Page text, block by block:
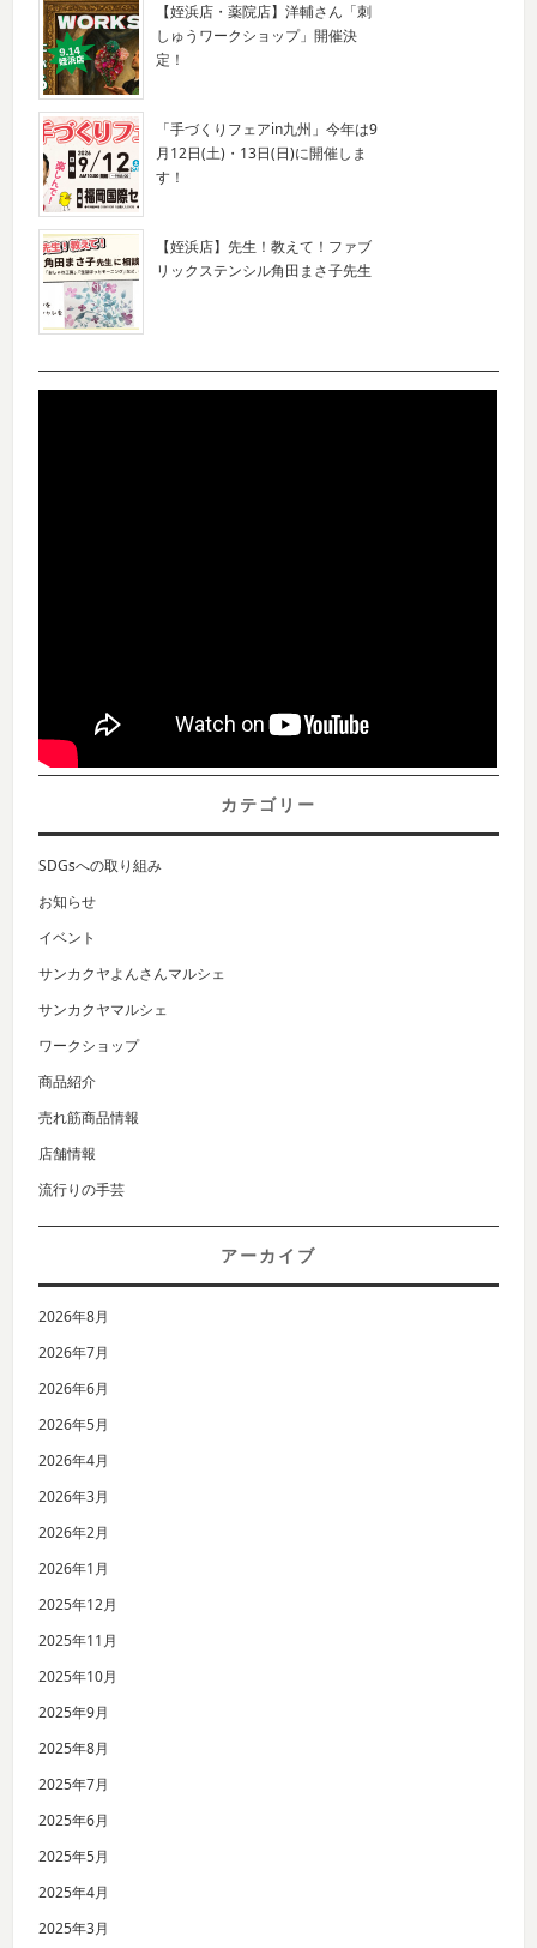
【姪浜店・薬院店】洋輔さん「刺
しゅうワークショップ」開催決
定！
「手づくりフェアin九州」今年は9
月12日(土)・13日(日)に開催しま
す！
【姪浜店】先生！教えて！ファブ
リックステンシル角田まさ子先生
カテゴリー
SDGsへの取り組み
お知らせ
イベント
サンカクヤよんさんマルシェ
サンカクヤマルシェ
ワークショップ
商品紹介
売れ筋商品情報
店舗情報
流行りの手芸
アーカイブ
2026年8月
2026年7月
2026年6月
2026年5月
2026年4月
2026年3月
2026年2月
2026年1月
2025年12月
2025年11月
2025年10月
2025年9月
2025年8月
2025年7月
2025年6月
2025年5月
2025年4月
2025年3月